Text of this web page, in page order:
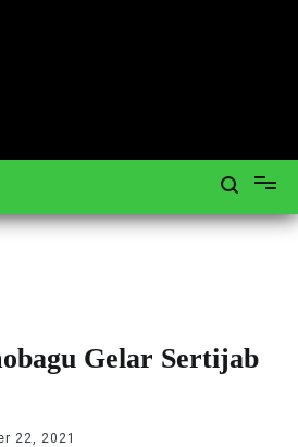
Gelar Sertijab
22, 2021